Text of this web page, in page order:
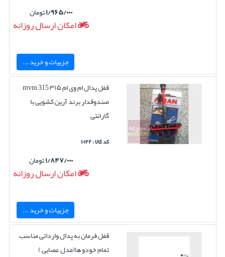
۱/۹۶۵/۰۰۰تومان
امکان ارسال روزانه
جزییات و خرید ...
قفل پدال ام وی ام ۳۱۵ mvm 315
صندوقدار برند آرین کشویی با
گارانتی
کد کالا : ۱۰۱۲۲
۱/۸۴۷/۰۰۰تومان
امکان ارسال روزانه
جزییات و خرید ...
قفل فرمان به پدال وارداتی مناسب
تمام خودو ها(مدل عصایی )